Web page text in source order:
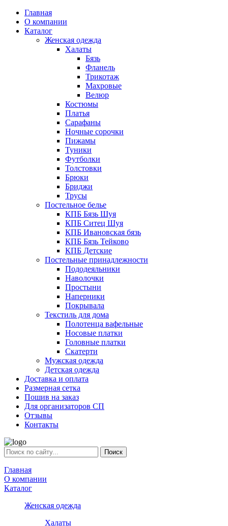
Главная
О компании
Каталог
Женская одежда
Халаты
Бязь
Фланель
Трикотаж
Махровые
Велюр
Костюмы
Платья
Сарафаны
Ночные сорочки
Пижамы
Туники
Футболки
Толстовки
Брюки
Бриджи
Трусы
Постельное белье
КПБ Бязь Шуя
КПБ Ситец Шуя
КПБ Ивановская бязь
КПБ Бязь Тейково
КПБ Детские
Постельные принадлежности
Пододеяльники
Наволочки
Простыни
Наперники
Покрывала
Текстиль для дома
Полотенца вафельные
Носовые платки
Головные платки
Скатерти
Мужская одежда
Детская одежда
Доставка и оплата
Размерная сетка
Пошив на заказ
Для организаторов СП
Отзывы
Контакты
Главная
О компании
Каталог
Женская одежда
Халаты